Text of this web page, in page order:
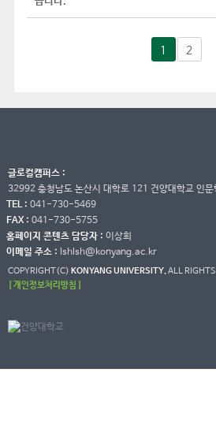
1 2
글로컬캠퍼스 :
32992 충청남도 논산시 대학로 121 건양대학교 인
TEL : 041-730-5469
FAX : 041-730-5755
홈페이지 콘텐츠 담당자 : 이상희
이메일 주소 : lshlsh@konyang.ac.kr
COPYRIGHT(C) KONYANG UNIVERSITY.ALL
[ 개인정보처리방침 ]